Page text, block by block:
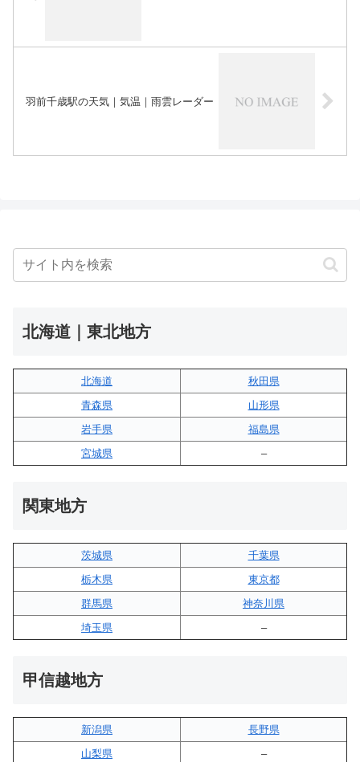
羽前千歳駅の天気｜気温｜雨雲レーダー
北海道｜東北地方
北海道
秋田県
青森県
山形県
岩手県
福島県
宮城県
–
関東地方
茨城県
千葉県
栃木県
東京都
群馬県
神奈川県
埼玉県
–
甲信越地方
新潟県
長野県
山梨県
–